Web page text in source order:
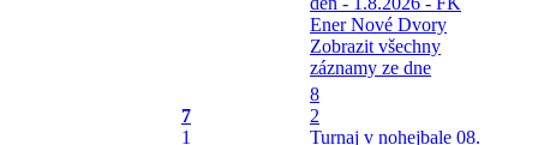
Ener Nové Dvory
Zobrazit všechny
záznamy ze dne
7
1
8
2
Turnaj v nohejbale 08.